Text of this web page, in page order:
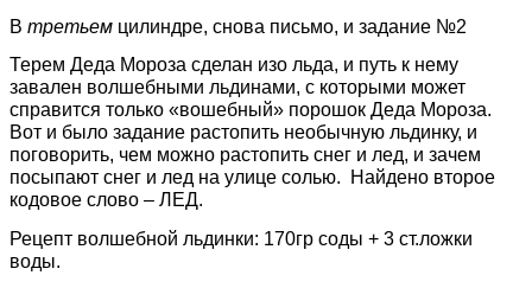
В третьем цилиндре, снова письмо, и задание №2
Терем Деда Мороза сделан изо льда, и путь к нему
завален волшебными льдинами, с которыми может
справится только «вошебный» порошок Деда Мороза.
Вот и было задание растопить необычную льдинку, и
поговорить, чем можно растопить снег и лед, и зачем
посыпают снег и лед на улице солью. Найдено второе
кодовое слово – ЛЕД.
Рецепт волшебной льдинки: 170гр соды + 3 ст.ложки
воды.